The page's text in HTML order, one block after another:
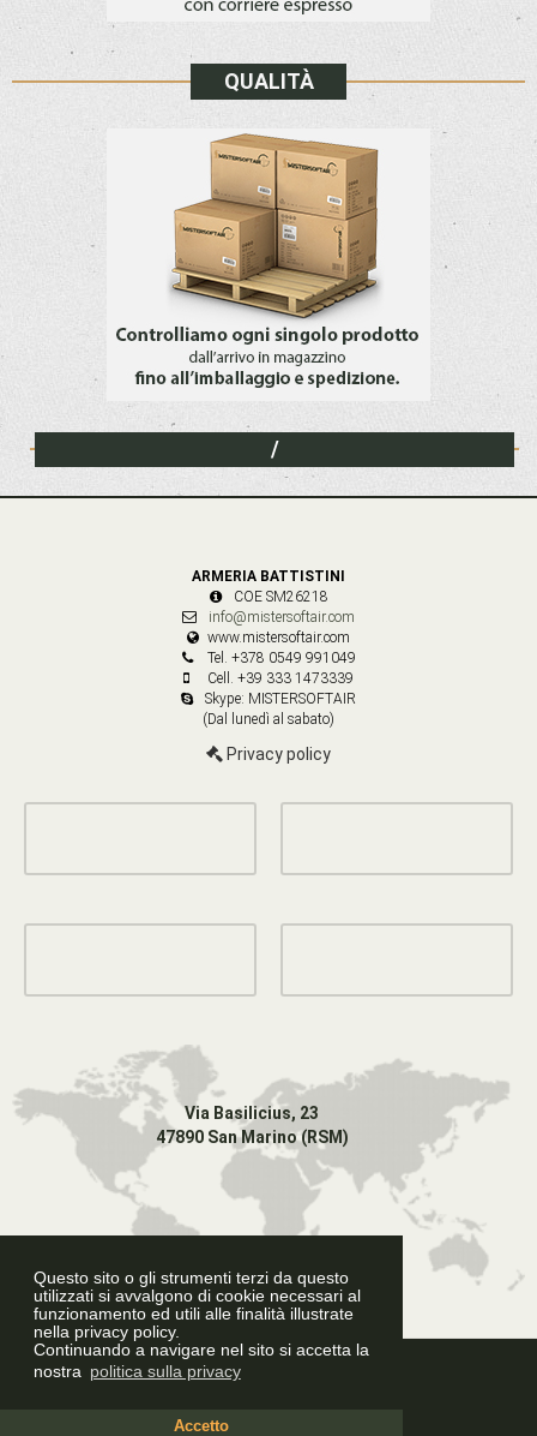
Questo sito o gli strumenti terzi da questo
utilizzati si avvalgono di cookie necessari al
funzionamento ed utili alle finalità illustrate
nella privacy policy.
Continuando a navigare nel sito si accetta la
nostra politica sulla privacy
Accetto
QUALITÀ
/
ARMERIA BATTISTINI
COE SM26218
info@mistersoftair.com
www.mistersoftair.com
Tel. +378 0549 991049
Cell. +39 333 1473339
Skype: MISTERSOFTAIR
(Dal lunedì al sabato)
Privacy policy
Via Basilicius, 23
47890 San Marino (RSM)
Graphic Design